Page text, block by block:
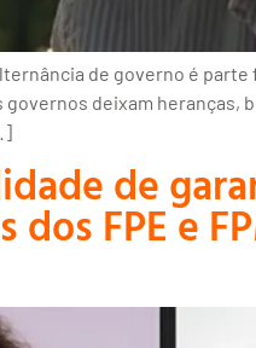
de governo é
deixam
de
dos FPE e